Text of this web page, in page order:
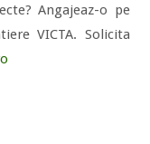
Angajeaz-o pe
VICTA. Solicita